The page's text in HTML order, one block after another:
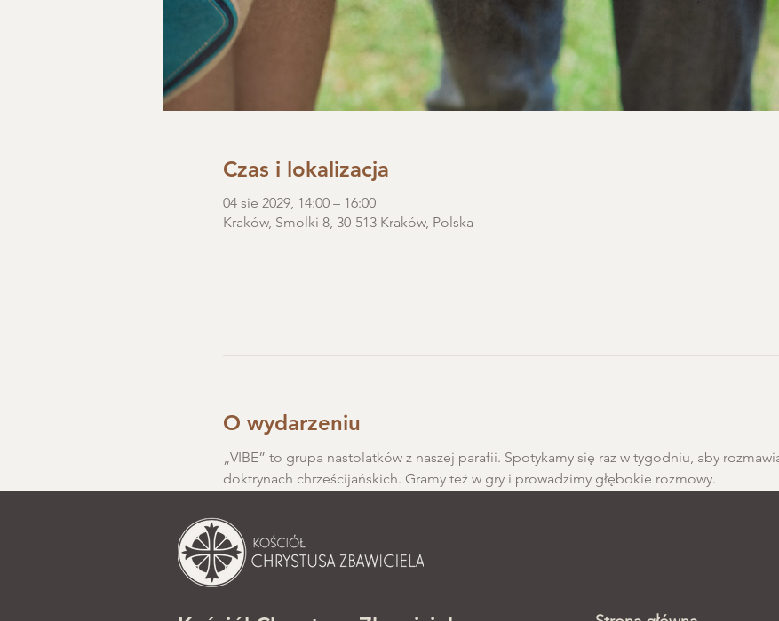
Czas i lokalizacja
04 sie 2029, 14:00 – 16:00
Kraków, Smolki 8, 30-513 Kraków, Polska
O wydarzeniu
„VIBE” to grupa nastolatków z naszej parafii. Spotykamy się raz w tygodniu, aby
doktrynach chrześcijańskich. Gramy też w gry i prowadzimy głębokie rozmowy.